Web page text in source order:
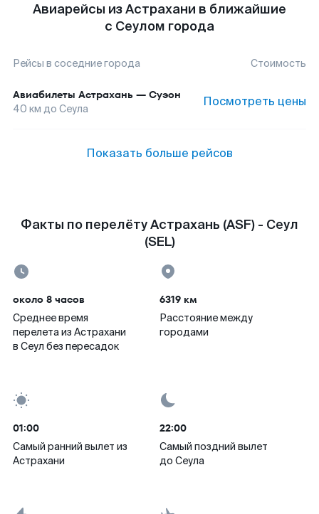
Авиарейсы из Астрахани в ближайшие
с Сеулом города
Рейсы в соседние города Стоимость
Авиабилеты Астрахань — Суэон
40 км до Сеула Посмотреть цены
Показать больше рейсов
Факты по перелёту Астрахань (ASF) - Сеул
(SEL)
около 8 часов
Среднее время
перелета из Астрахани
в Сеул без пересадок
6319 км
Расстояние между
городами
01:00
Самый ранний вылет из
Астрахани
22:00
Самый поздний вылет
до Сеула